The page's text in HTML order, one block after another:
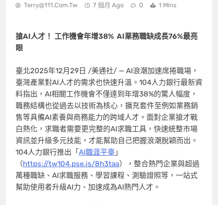
Terry@111.com.tw 7 個月 Ago 0 1 Mins
搶AI人才！ 工作機會年增38% AI業務職缺成長76%最亮
眼
臺北2025年12月29日 /美通社/ — AI浪潮加速席捲職場，
臺灣產業對AI人才的需求也快速升溫。104人力銀行最新資
料指出，AI相關工作機會不僅達到年增38%的驚人幅度，
職務結構也從過去以技術為核心，擴充套件至例如業務銷
售等具備AI素養與商務能力的跨域人才。面對企業搶才戰
白熱化，求職者需要更完整的AI求職工具，快速統整市場
資訊並升級多元技能，才能幫助自己把握浪潮脫穎而出。
104人力銀行推出「 AI職涯平臺 」
（https://tw104.pse.is/8h3taa），整合熱門企業與超過
萬種職缺、AI求職服務、學習課程、測驗證照等，一站式
幫助使用者升級AI力、加速成為AI熱門人才。